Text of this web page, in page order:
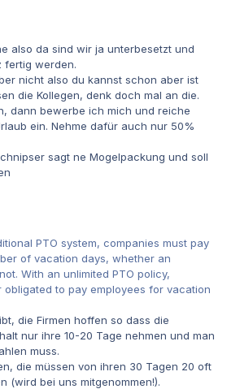
also da sind wir ja unterbesetzt und
fertig werden.
nicht also du kannst schon aber ist
die Kollegen, denk doch mal an die.
dann bewerbe ich mich und reiche
ein. Nehme dafür auch nur 50%
sagt ne Mogelpackung und soll
PTO system, companies must pay
of vacation days, whether an
With an unlimited PTO policy,
to pay employees for vacation
die Firmen hoffen so dass die
nur ihre 10-20 Tage nehmen und man
muss.
die müssen von ihren 30 Tagen 20 oft
(wird bei uns mitgenommen!).